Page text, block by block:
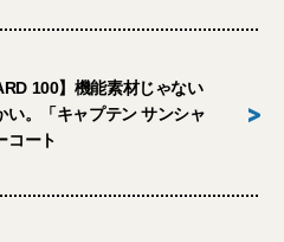
100】機能素材じゃない
い。「キャプテン サンシャ
コート
>